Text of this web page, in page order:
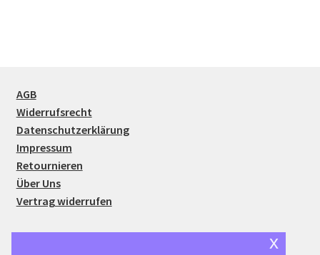
AGB
Widerrufsrecht
Datenschutzerklärung
Impressum
Retournieren
Über Uns
Vertrag widerrufen
x